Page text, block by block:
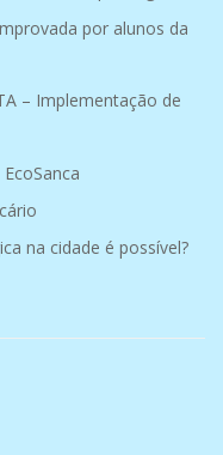
por alunos da
– Implementação de
EcoSanca
na cidade é possível?